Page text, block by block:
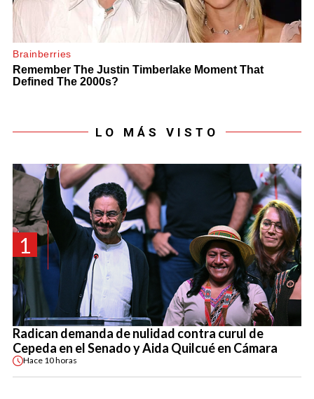
LO MÁS VISTO
1
Radican demanda de nulidad contra curul de
Cepeda en el Senado y Aida Quilcué en Cámara
Hace 10 horas